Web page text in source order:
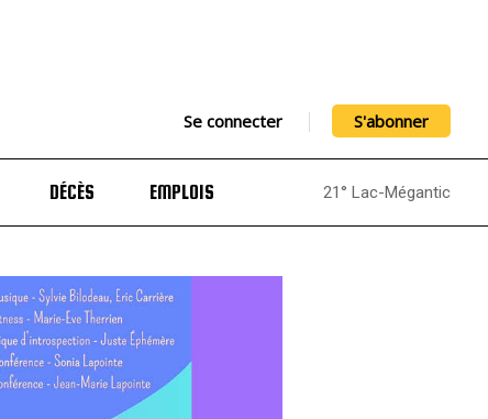
Se connecter S'abonner
DÉCÈS EMPLOIS 21° Lac-Mégantic